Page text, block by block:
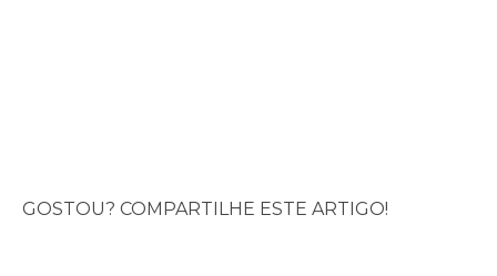
GOSTOU? COMPARTILHE ESTE ARTIGO!